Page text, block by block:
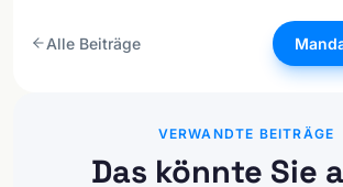
Alle Beiträge
VERWANDTE BEITRÄGE
Das könnte Sie